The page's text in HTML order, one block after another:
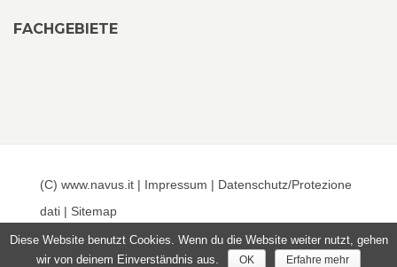
FACHGEBIETE
(C) www.navus.it | Impressum | Datenschutz/Protezione
dati | Sitemap
Diese Website benutzt Cookies. Wenn du die Website weiter nutzt, gehen
wir von deinem Einverständnis aus.
OK Erfahre mehr